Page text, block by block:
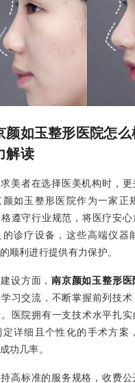
颜如玉整形医院怎
解读
美者在选择医美机构时，
颜如玉整形医院作为一家正
遵守行业规范，将医疗安
的诊疗设备，这些高端仪器
顺利进行提供有力保护。
设方面，南京颜如玉整形医
习交流，不断掌握前列技
医院拥有一支技术水平扎
定详细且个性化的手术方案
功几率。
高标准的服务规格，收费